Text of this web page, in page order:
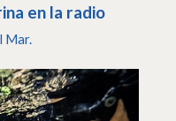
en la radio
Mar.